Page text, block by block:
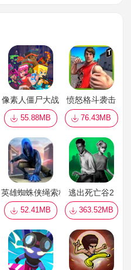
版
像素人僵尸大战
55.88MB
愤怒格斗袭击
76.43MB
英雄蜘蛛侠绳索格斗城市模拟
52.41MB
逃出死亡谷2
363.52MB